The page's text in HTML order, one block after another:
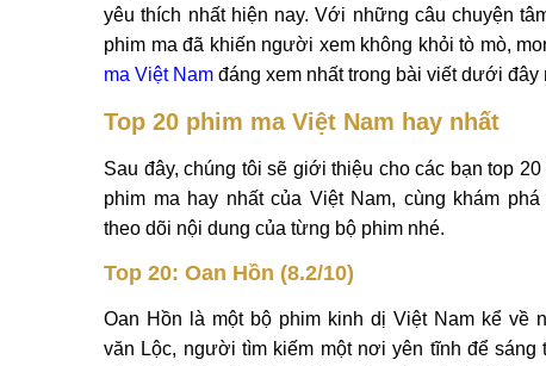
yêu thích nhất hiện nay. Với những câu chuyện
phim ma đã khiến người xem không khỏi tò mò,
ma Việt Nam đáng xem nhất trong bài viết dưới đây
Top 20 phim ma Việt Nam hay nhất
Sau đây, chúng tôi sẽ giới thiệu cho các bạn top 20
phim ma hay nhất của Việt Nam, cùng khám phá
theo dõi nội dung của từng bộ phim nhé.
Top 20: Oan Hồn (8.2/10)
Oan Hồn là một bộ phim kinh dị Việt Nam kể về
văn Lộc, người tìm kiếm một nơi yên tĩnh để sáng